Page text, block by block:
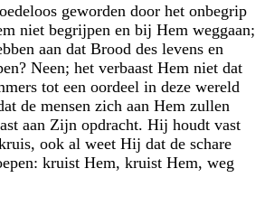
geworden door het onbegrip
niet begrijpen en bij Hem weggaan;
aan dat Brood des levens en
Neen; het verbaast Hem niet dat
tot een oordeel in deze wereld
de mensen zich aan Hem zullen
aan Zijn opdracht. Hij houdt vast
ook al weet Hij dat de schare
kruist Hem, kruist Hem, weg